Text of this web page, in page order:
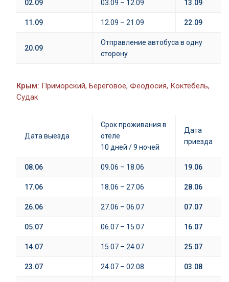
02.09 03.09 – 12.09 13.09
11.09 12.09 – 21.09 22.09
20.09
Отправление автобуса в одну
сторону
Крым: Приморский, Береговое, Феодосия, Коктебель,
Судак
Дата выезда
Срок проживания в
отеле
10 дней / 9 ночей
Дата
приезда
08.06 09.06 – 18.06 19.06
17.06 18.06 – 27.06 28.06
26.06 27.06 – 06.07 07.07
05.07 06.07 – 15.07 16.07
14.07 15.07 – 24.07 25.07
23.07 24.07 – 02.08 03.08